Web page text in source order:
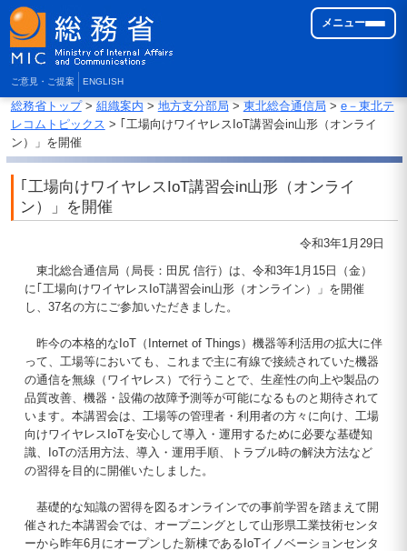
ご意見・ご提案 ENGLISH
メニュー
総務省トップ> 組織案内 > 地方支分部局 > 東北総合通信局 > e－東北テ
レコムトピックス > ｢工場向けワイヤレスIoT講習会in山形（オンライ
ン）」を開催
｢工場向けワイヤレスIoT講習会in山形（オンライ
ン）」を開催
令和3年1月29日
東北総合通信局（局長：田尻 信行）は、令和3年1月15日（金）
に｢工場向けワイヤレスIoT講習会in山形（オンライン）」を開催
し、37名の方にご参加いただきました。
昨今の本格的なIoT（Internet of Things）機器等利活用の拡大に伴
って、工場等においても、これまで主に有線で接続されていた機器
の通信を無線（ワイヤレス）で行うことで、生産性の向上や製品の
品質改善、機器・設備の故障予測等が可能になるものと期待されて
います。本講習会は、工場等の管理者・利用者の方々に向け、工場
向けワイヤレスIoTを安心して導入・運用するために必要な基礎知
識、IoTの活用方法、導入・運用手順、トラブル時の解決方法など
の習得を目的に開催いたしました。
基礎的な知識の習得を図るオンラインでの事前学習を踏まえて開
催された本講習会では、オープニングとして山形県工業技術センタ
ーから昨年6月にオープンした新棟であるIoTイノベーションセンタ